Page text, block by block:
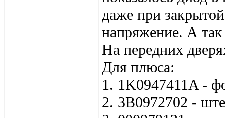
даже при
напряжение. А
На передних
Для плюса:
1. 1K0947411A -
2. 3B0972702 -